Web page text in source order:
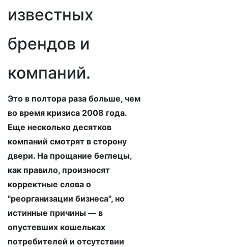
известных
брендов и
компаний.
Это в полтора раза больше, чем
во время кризиса 2008 года.
Еще несколько десятков
компаний смотрят в сторону
двери. На прощание беглецы,
как правило, произносят
корректные слова о
"реорганизации бизнеса", но
истинные причины — в
опустевших кошельках
потребителей и отсутствии